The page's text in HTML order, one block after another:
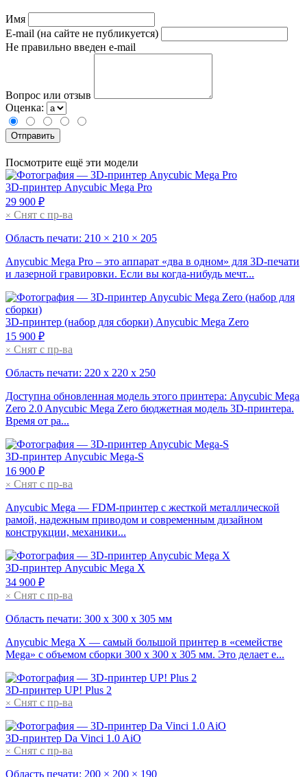
Имя
E-mail (на сайте не публикуется)
Не правильно введен e-mail
Вопрос или отзыв
Оценка:
Посмотрите ещё эти модели
3D-принтер Anycubic Mega Pro
29 900 ₽
× Снят с пр-ва
Область печати: 210 × 210 × 205
Anycubic Mega Pro – это аппарат «два в одном» для 3D-печати
и лазерной гравировки. Если вы когда-нибудь мечт...
3D-принтер (набор для сборки) Anycubic Mega Zero
15 900 ₽
× Снят с пр-ва
Область печати: 220 х 220 х 250
Доступна обновленная модель этого принтера: Anycubic Mega
Zero 2.0 Anycubic Mega Zero бюджетная модель 3D-принтера.
Время от ра...
3D-принтер Anycubic Mega-S
16 900 ₽
× Снят с пр-ва
Anycubic Mega — FDM-принтер с жесткой металлической
рамой, надежным приводом и современным дизайном
конструкции, механики...
3D-принтер Anycubic Mega X
34 900 ₽
× Снят с пр-ва
Область печати: 300 х 300 х 305 мм
Anycubic Mega X — самый большой принтер в «семействе
Mega» с объемом сборки 300 x 300 x 305 мм. Это делает е...
3D-принтер UP! Plus 2
× Снят с пр-ва
3D-принтер Da Vinci 1.0 AiO
× Снят с пр-ва
Область печати: 200 × 200 × 190